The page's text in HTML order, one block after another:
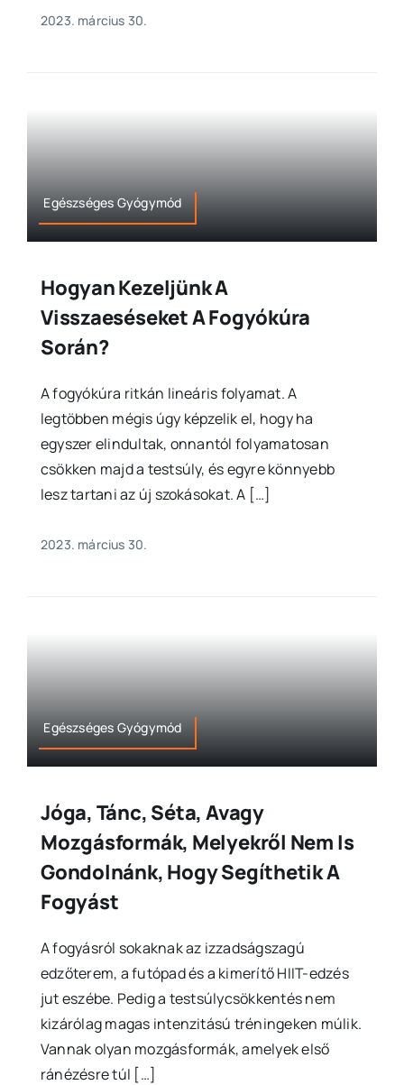
2023. március 30.
Egészséges Gyógymód
Hogyan Kezeljünk A
Visszaeséseket A Fogyókúra
Során?
A fogyókúra ritkán lineáris folyamat. A
legtöbben mégis úgy képzelik el, hogy ha
egyszer elindultak, onnantól folyamatosan
csökken majd a testsúly, és egyre könnyebb
lesz tartani az új szokásokat. A […]
2023. március 30.
Egészséges Gyógymód
Jóga, Tánc, Séta, Avagy
Mozgásformák, Melyekről Nem Is
Gondolnánk, Hogy Segíthetik A
Fogyást
A fogyásról sokaknak az izzadságszagú
edzőterem, a futópad és a kimerítő HIIT-edzés
jut eszébe. Pedig a testsúlycsökkentés nem
kizárólag magas intenzitású tréningeken múlik.
Vannak olyan mozgásformák, amelyek első
ránézésre túl […]